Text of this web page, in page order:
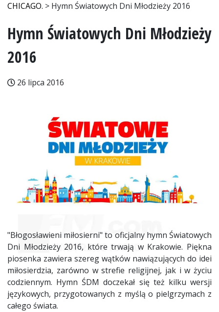
CHICAGO. > Hymn Światowych Dni Młodzieży 2016
Hymn Światowych Dni Młodzieży
2016
26 lipca 2016
"Błogosławieni miłosierni" to oficjalny hymn Światowych
Dni Młodzieży 2016, które trwają w Krakowie. Piękna
piosenka zawiera szereg wątków nawiązujących do idei
miłosierdzia, zarówno w strefie religijnej, jak i w życiu
codziennym. Hymn ŚDM doczekał się też kilku wersji
językowych, przygotowanych z myślą o pielgrzymach z
całego świata.